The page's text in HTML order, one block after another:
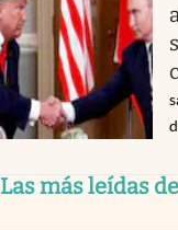
Las más leídas